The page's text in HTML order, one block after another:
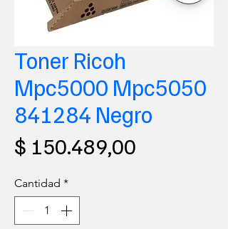
Toner Ricoh
Mpc5000 Mpc5050
841284 Negro
$ 150.489,00
Cantidad *